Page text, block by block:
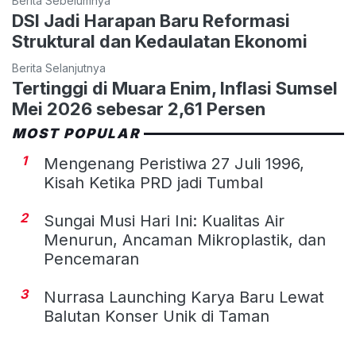
DSI Jadi Harapan Baru Reformasi
Struktural dan Kedaulatan Ekonomi
Berita Selanjutnya
Tertinggi di Muara Enim, Inflasi Sumsel
Mei 2026 sebesar 2,61 Persen
MOST POPULAR
1
Mengenang Peristiwa 27 Juli 1996,
Kisah Ketika PRD jadi Tumbal
2
Sungai Musi Hari Ini: Kualitas Air
Menurun, Ancaman Mikroplastik, dan
Pencemaran
3
Nurrasa Launching Karya Baru Lewat
Balutan Konser Unik di Taman